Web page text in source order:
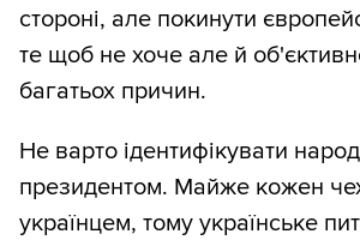
стороні, але покинути
те щоб не хоче але й
багатьох причин.
Не варто ідентифікувати
президентом. Майже кожен
українцем, тому українське